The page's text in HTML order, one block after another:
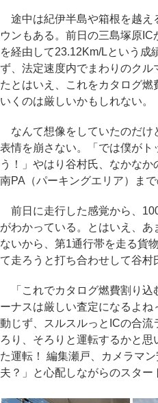
途中は紀伊半島や箱根を越え
ウンもある。前日の三島塚原
を経由して23.12Km/Lという成
ず、法定速度内でまわりのクル
たとはいえ、これをカタログ燃
いくのは厳しいかもしれない。
なんて想像をしていたのだけ
表情を崩さない。「では僕がト
う！」やはり谷村氏、なかな
南PA（パーキングエリア）まで
前日に走行した感覚から、
がわかっている。とはいえ、
ないから、第1通行帯を走る貨
て走ろうと打ち合わせして谷村
「これでカタログ燃費割り込
ーナスは厳しい査定になるよ
動じず、スルスルっとICの合
ろり、そろりと運転するかと
た運転！ 編集瀬戸、カメラマ
夫？」と心配しながらのスター